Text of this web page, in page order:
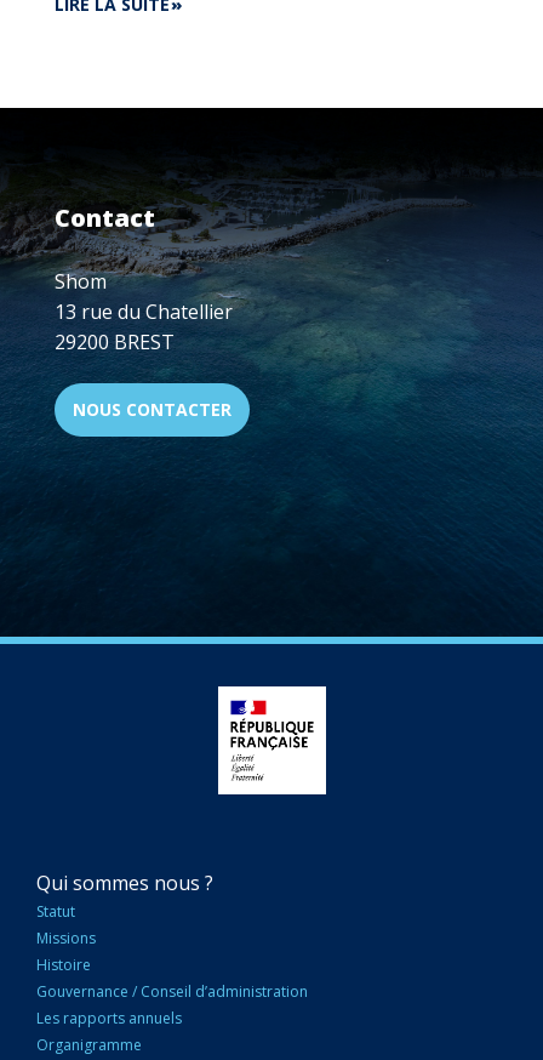
PLANIFICATION
DE
L’ESPACE
MARITIME
EUROPÉEN
Contact
Shom
13 rue du Chatellier
29200 BREST
NOUS CONTACTER
NAVIGATION
PRINCIPALE
Qui sommes nous ?
Statut
Missions
Histoire
Gouvernance / Conseil d’administration
Les rapports annuels
Organigramme